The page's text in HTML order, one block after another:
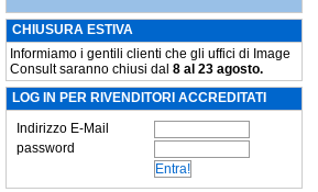
CHIUSURA ESTIVA
Informiamo i gentili clienti che gli uffici di Image
Consult saranno chiusi dal 8 al 23 agosto.
LOG IN PER RIVENDITORI ACCREDITATI
Indirizzo E-Mail
password